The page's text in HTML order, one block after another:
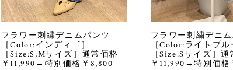
フラワー刺繍デニムパンツ
［Color:インディゴ］
［Size:S,Mサイズ］通常価格
￥11,990→特別価格￥8,800
フラワー刺繍デニ
［Color:ライトブル
［Size:Sサイズ］
￥11,990→特別価格